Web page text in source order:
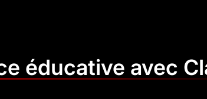
éducative avec